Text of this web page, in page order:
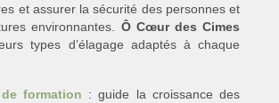
et assurer la sécurité des personnes et
environnantes. Ô Cœur des Cimes
types d’élagage adaptés à chaque
de formation : guide la croissance des